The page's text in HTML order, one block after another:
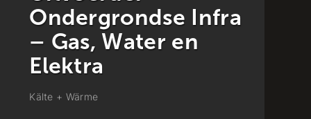
Uitvoerder
Stadsverwarming
Kälte + Wärme